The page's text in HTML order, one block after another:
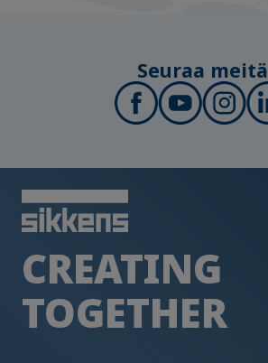
Seuraa meitä
CREATING
TOGETHER